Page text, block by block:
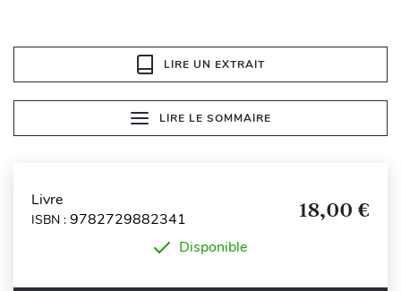
LIRE UN EXTRAIT
LIRE LE SOMMAIRE
Livre
ISBN : 9782729882341 18,00 €
Disponible